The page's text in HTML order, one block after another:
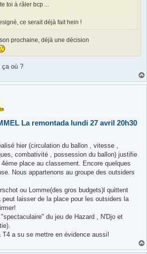
toi à râler bcp ...
ce serait déjà fait hein !
prochaine, déjà une décision
ça où ?
La remontada lundi 27 avril 20h30
hier (circulation du ballon , vitesse ,
combativité , possession du ballon) justifie
place au classement. Encore quelques
Nous appartenons au groupe des outsiders
ou Lomme(des gros budgets)l quittent
peut laisser de la place pour les outsiders la
du jeu de Hazard , N'Djo et
T4 a su se mettre en évidence aussi!